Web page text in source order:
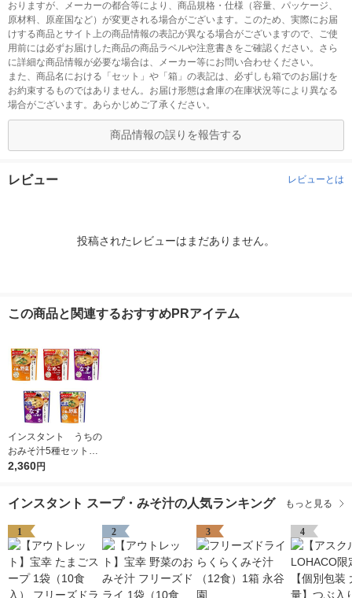
おりますが、メーカーの都合等により、商品規格・仕様（容量、パッケージ、
原材料、原産国など）が変更される場合がございます。このため、実際にお届
けする商品とサイト上の商品情報の表記が異なる場合がございますので、ご使
用前には必ずお届けした商品の商品ラベルや注意書きをご確認ください。さら
に詳細な商品情報が必要な場合は、メーカー等にお問い合わせください。
また、商品名における「セット」や「箱」の表記は、必ずしも箱でのお届けを
お約束するものではありません。お届け形態は倉庫の在庫状況等により異なる
場合がございます。あらかじめご了承ください。
商品情報の誤りを報告する
レビュー レビューとは
投稿されたレビューはまだありません。
この商品と関連するおすすめPRアイテム
インスタント うちの
おみそ汁5種セット
1箱(25食入) アマノ
2,360円
インスタント スープ・みそ汁の人気ランキング もっと見る
1 2 3 4